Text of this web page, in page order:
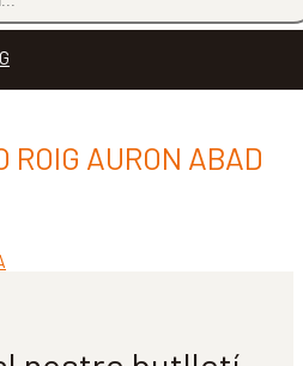
ROIG AURON ABAD